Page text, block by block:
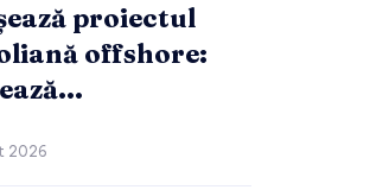
proiectul
offshore:
2026